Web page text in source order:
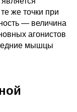
же точки при
— величина
агонистов
мышцы